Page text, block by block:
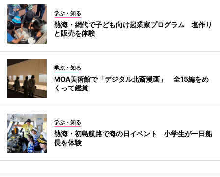
学ぶ・知る
熱海・網代で子ども向け起業家プログラム 塩作り
と販売を体験
学ぶ・知る
MOA美術館で「デジタル北斎漫画」 全15編をめ
くって鑑賞
学ぶ・知る
熱海・初島航路で海の日イベント 小学生が一日船
長を体験